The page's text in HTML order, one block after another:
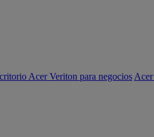
Acer Veriton para negocios